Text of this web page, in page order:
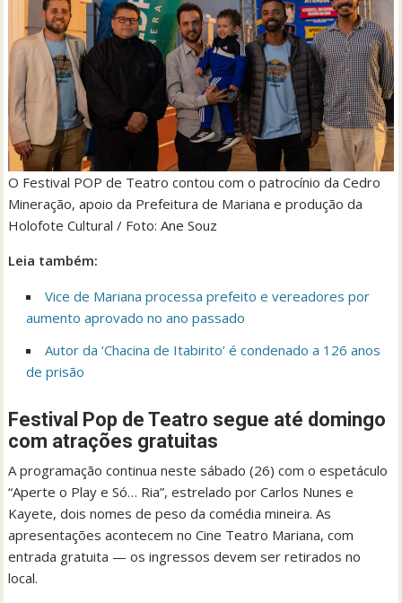
O Festival POP de Teatro contou com o patrocínio da Cedro
Mineração, apoio da Prefeitura de Mariana e produção da
Holofote Cultural / Foto: Ane Souz
Leia também:
Vice de Mariana processa prefeito e vereadores por
aumento aprovado no ano passado
Autor da ‘Chacina de Itabirito’ é condenado a 126 anos
de prisão
Festival Pop de Teatro segue até domingo
com atrações gratuitas
A programação continua neste sábado (26) com o espetáculo
“Aperte o Play e Só… Ria”, estrelado por Carlos Nunes e
Kayete, dois nomes de peso da comédia mineira. As
apresentações acontecem no Cine Teatro Mariana, com
entrada gratuita — os ingressos devem ser retirados no
local.